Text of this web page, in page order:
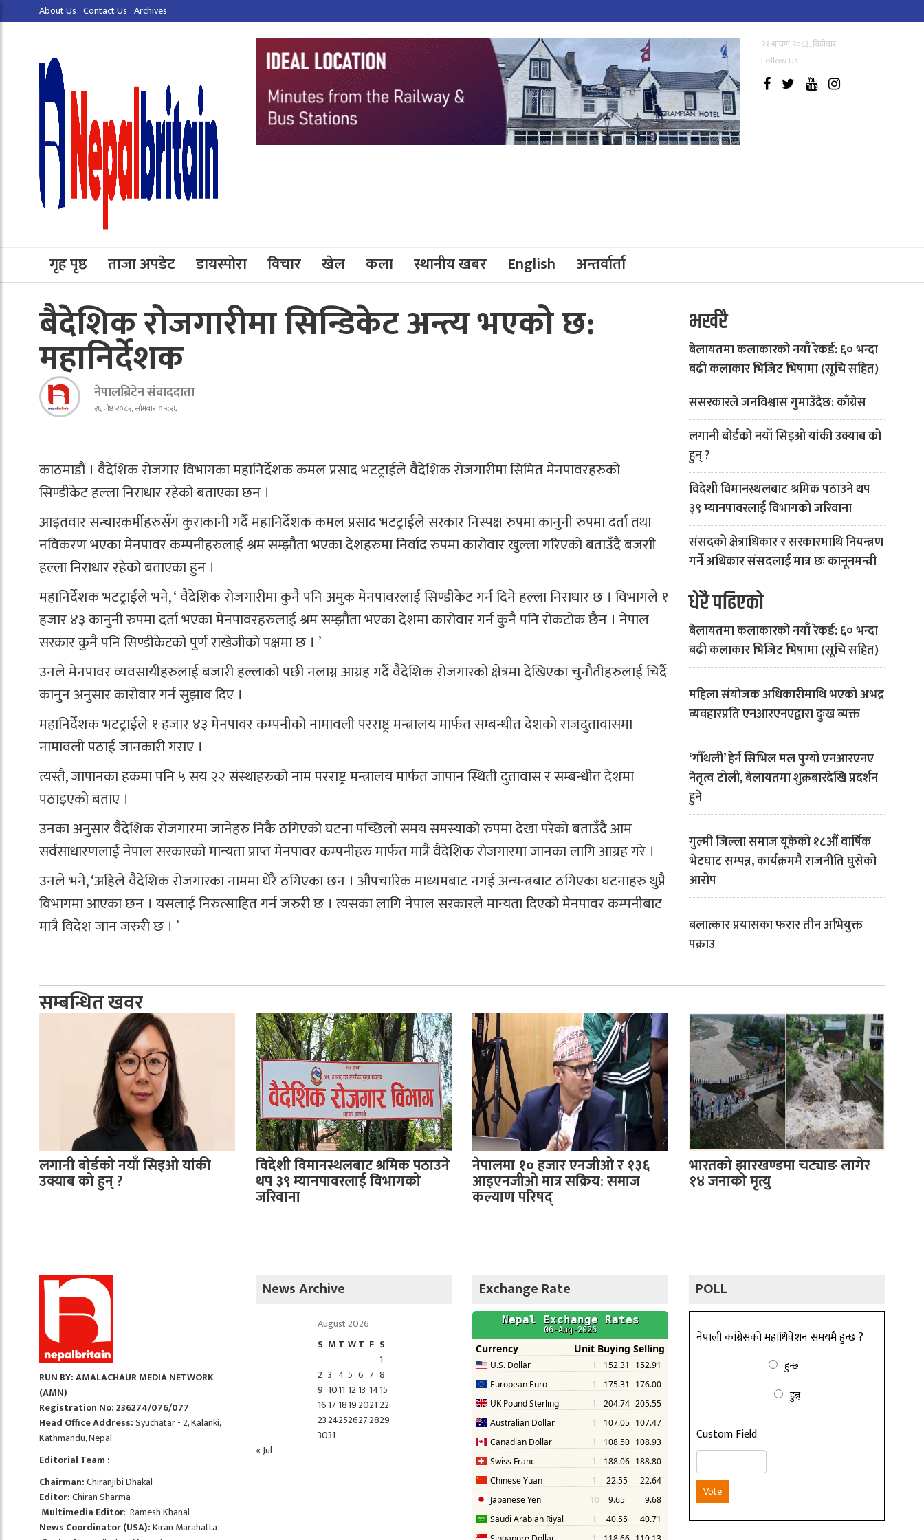
About Us Contact Us Archives
२१ श्रावण २०८३, बिहीबार
Follow Us
गृह पृष्ठ ताजा अपडेट डायस्पोरा विचार खेल कला स्थानीय खबर English अन्तर्वार्ता
बैदेशिक रोजगारीमा सिन्डिकेट अन्त्य भएको छ:
महानिर्देशक
नेपालब्रिटेन संवाददाता
२६ जेष्ठ २०८२, सोमबार ०५:२६
काठमाडौं । वैदेशिक रोजगार विभागका महानिर्देशक कमल प्रसाद भटट्राईले वैदेशिक रोजगारीमा सिमित मेनपावरहरुको
सिण्डीकेट हल्ला निराधार रहेको बताएका छन ।
आइतवार सन्चारकर्मीहरुसँग कुराकानी गर्दै महानिर्देशक कमल प्रसाद भटट्राईले सरकार निस्पक्ष रुपमा कानुनी रुपमा दर्ता तथा
नविकरण भएका मेनपावर कम्पनीहरुलाई श्रम सम्झौता भएका देशहरुमा निर्वाद रुपमा कारोवार खुल्ला गरिएको बताउँदै बजराी
हल्ला निराधार रहेको बताएका हुन ।
महानिर्देशक भटट्राईले भने, ‘ वैदेशिक रोजगारीमा कुनै पनि अमुक मेनपावरलाई सिण्डीकेट गर्न दिने हल्ला निराधार छ । विभागले १
हजार ४३ कानुनी रुपमा दर्ता भएका मेनपावरहरुलाई श्रम सम्झौता भएका देशमा कारोवार गर्न कुनै पनि रोकटोक छैन । नेपाल
सरकार कुनै पनि सिण्डीकेटको पुर्ण राखेजीको पक्षमा छ । ’
उनले मेनपावर व्यवसायीहरुलाई बजारी हल्लाको पछी नलाग्न आग्रह गर्दै वैदेशिक रोजगारको क्षेत्रमा देखिएका चुनौतीहरुलाई चिर्दै
कानुन अनुसार कारोवार गर्न सुझाव दिए ।
महानिर्देशक भटट्राईले १ हजार ४३ मेनपावर कम्पनीको नामावली परराष्ट्र मन्त्रालय मार्फत सम्बन्धीत देशको राजदुतावासमा
नामावली पठाई जानकारी गराए ।
त्यस्तै, जापानका हकमा पनि ५ सय २२ संस्थाहरुको नाम परराष्ट्र मन्त्रालय मार्फत जापान स्थिती दुतावास र सम्बन्धीत देशमा
पठाइएको बताए ।
उनका अनुसार वैदेशिक रोजगारमा जानेहरु निकै ठगिएको घटना पच्छिलो समय समस्याको रुपमा देखा परेको बताउँदै आम
सर्वसाधारणलाई नेपाल सरकारको मान्यता प्राप्त मेनपावर कम्पनीहरु मार्फत मात्रै वैदेशिक रोजगारमा जानका लागि आग्रह गरे ।
उनले भने, ‘अहिले वैदेशिक रोजगारका नाममा धेरै ठगिएका छन । औपचारिक माध्यमबाट नगई अन्यन्त्रबाट ठगिएका घटनाहरु थुप्रै
विभागमा आएका छन । यसलाई निरुत्साहित गर्न जरुरी छ । त्यसका लागि नेपाल सरकारले मान्यता दिएको मेनपावर कम्पनीबाट
मात्रै विदेश जान जरुरी छ । ’
भर्खरै
बेलायतमा कलाकारको नयाँ रेकर्ड: ६० भन्दा
बढी कलाकार भिजिट भिषामा (सूचि सहित)
ससरकारले जनविश्वास गुमाउँदैछ: काँग्रेस
लगानी बोर्डको नयाँ सिइओ यांकी उक्याब को
हुन् ?
विदेशी विमानस्थलबाट श्रमिक पठाउने थप
३९ म्यानपावरलाई विभागको जरिवाना
संसदको क्षेत्राधिकार र सरकारमाथि नियन्त्रण
गर्ने अधिकार संसदलाई मात्र छः कानूनमन्त्री
धेरै पढिएको
बेलायतमा कलाकारको नयाँ रेकर्ड: ६० भन्दा
बढी कलाकार भिजिट भिषामा (सूचि सहित)
महिला संयोजक अधिकारीमाथि भएको अभद्र
व्यवहारप्रति एनआरएनएद्वारा दुःख व्यक्त
‘गौँथली’ हेर्न सिभिल मल पुग्यो एनआरएनए
नेतृत्व टोली, बेलायतमा शुक्रबारदेखि प्रदर्शन
हुने
गुल्मी जिल्ला समाज यूकेको १८औँ वार्षिक
भेटघाट सम्पन्न, कार्यक्रममै राजनीति घुसेको
आरोप
बलात्कार प्रयासका फरार तीन अभियुक्त
पक्राउ
सम्बन्धित खवर
लगानी बोर्डको नयाँ सिइओ यांकी
उक्याब को हुन् ?
विदेशी विमानस्थलबाट श्रमिक पठाउने
थप ३९ म्यानपावरलाई विभागको
जरिवाना
नेपालमा १० हजार एनजीओ र १३६
आइएनजीओ मात्र सक्रिय: समाज
कल्याण परिषद्
भारतको झारखण्डमा चट्याङ लागेर
१४ जनाको मृत्यु
RUN BY: AMALACHAUR MEDIA NETWORK
(AMN)
Registration No: 236274/076/077
Head Office Address:Syuchatar - 2, Kalanki,
Kathmandu, Nepal
Editorial Team :
Chairman:Chiranjibi Dhakal
Editor:Chiran Sharma
Multimedia Editor: Ramesh Khanal
News Coordinator (USA):Kiran Marahatta
News Archive
August 2026
S M T WT F S
1
2 3 4 5 6 7 8
9 1011 12 13 1415
1617 1819202122
23242526272829
3031
« Jul
Exchange Rate POLL
नेपाली कांग्रेसको महाधिवेशन समयमै हुन्छ ?
हुन्छ
हुन्न्
Custom Field
Vote